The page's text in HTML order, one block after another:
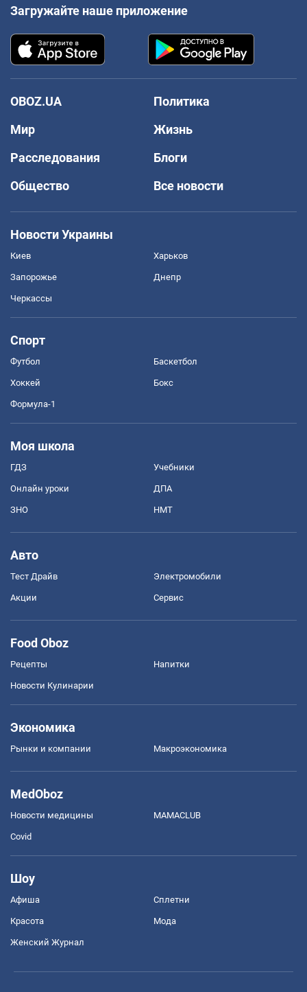
Загружайте наше приложение
OBOZ.UA
Политика
Мир
Жизнь
Расследования
Блоги
Общество
Все новости
Новости Украины
Киев Харьков
Запорожье Днепр
Черкассы
Спорт
Футбол Баскетбол
Хоккей Бокс
Формула-1
Моя школа
ГДЗ Учебники
Онлайн уроки ДПА
ЗНО НМТ
Авто
Тест Драйв Электромобили
Акции Сервис
Food Oboz
Рецепты Напитки
Новости Кулинарии
Экономика
Рынки и компании Mакроэкономика
MedOboz
Новости медицины MAMACLUB
Covid
Шоу
Афиша Сплетни
Красота Мода
Женский Журнал